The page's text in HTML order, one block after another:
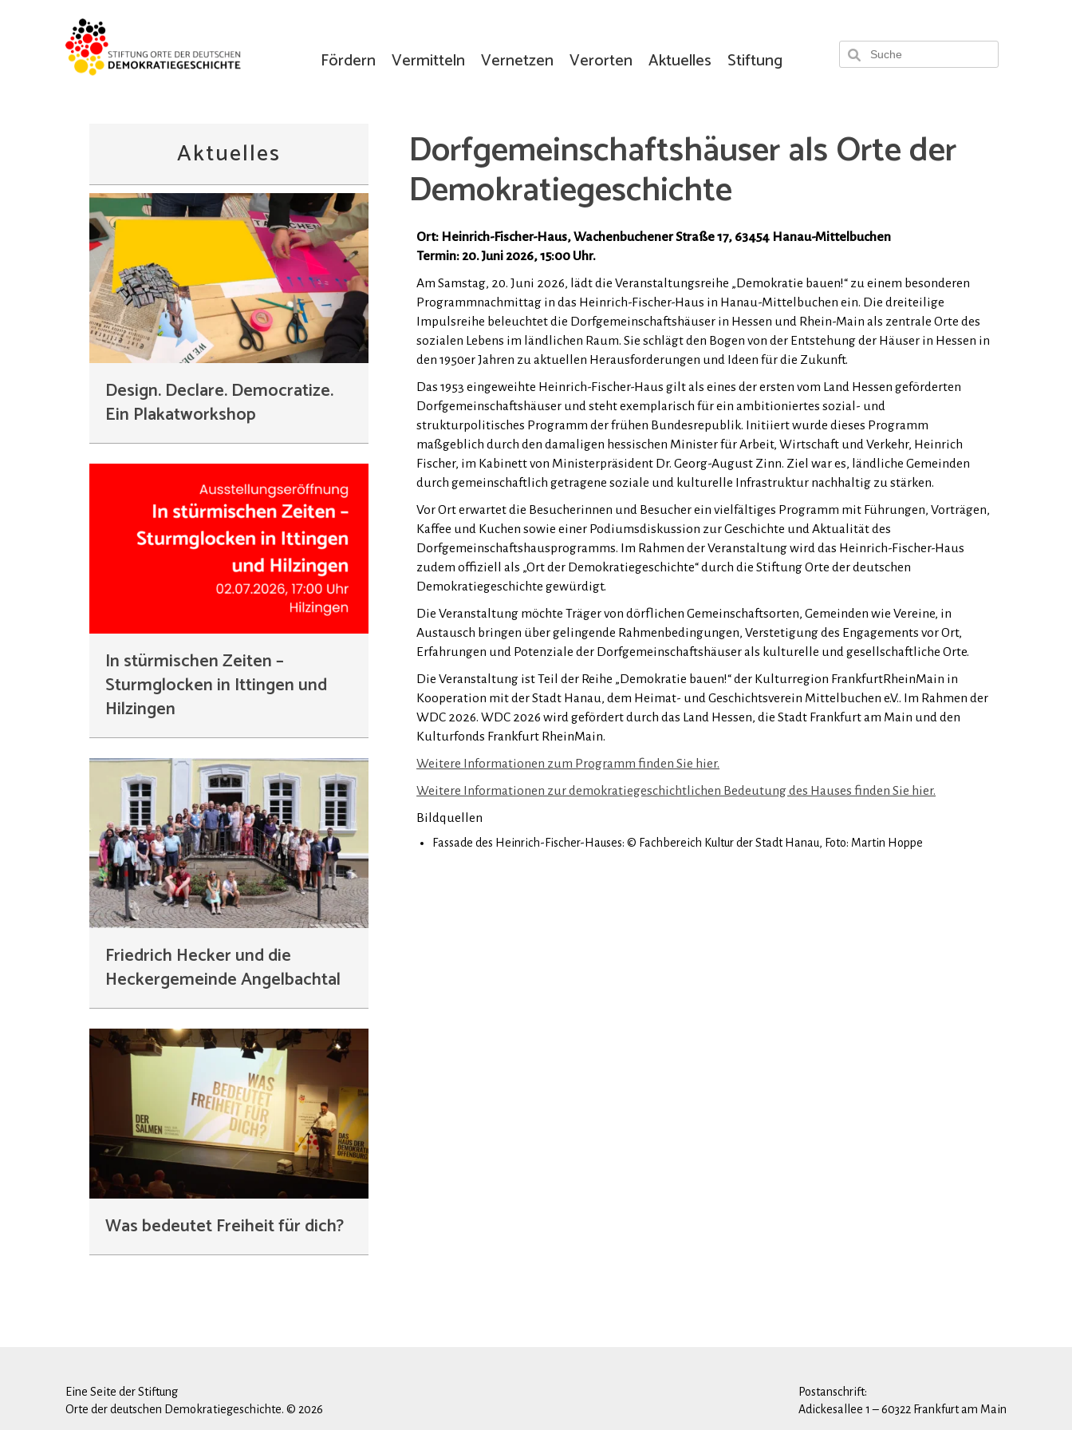
Fördern Vermitteln Vernetzen Verorten Aktuelles Stiftung
Dorfgemeinschaftshäuser als Orte der
Demokratiegeschichte
Ort: Heinrich-Fischer-Haus, Wachenbuchener Straße 17, 63454 Hanau-Mittelbuchen
Termin: 20. Juni 2026, 15:00 Uhr.
Am Samstag, 20. Juni 2026, lädt die Veranstaltungsreihe „Demokratie bauen!“ zu einem besonderen
Programmnachmittag in das Heinrich-Fischer-Haus in Hanau-Mittelbuchen ein. Die dreiteilige
Impulsreihe beleuchtet die Dorfgemeinschaftshäuser in Hessen und Rhein-Main als zentrale Orte des
sozialen Lebens im ländlichen Raum. Sie schlägt den Bogen von der Entstehung der Häuser in Hessen in
den 1950er Jahren zu aktuellen Herausforderungen und Ideen für die Zukunft.
Das 1953 eingeweihte Heinrich-Fischer-Haus gilt als eines der ersten vom Land Hessen geförderten
Dorfgemeinschaftshäuser und steht exemplarisch für ein ambitioniertes sozial- und
strukturpolitisches Programm der frühen Bundesrepublik. Initiiert wurde dieses Programm
maßgeblich durch den damaligen hessischen Minister für Arbeit, Wirtschaft und Verkehr, Heinrich
Fischer, im Kabinett von Ministerpräsident Dr. Georg-August Zinn. Ziel war es, ländliche Gemeinden
durch gemeinschaftlich getragene soziale und kulturelle Infrastruktur nachhaltig zu stärken.
Vor Ort erwartet die Besucherinnen und Besucher ein vielfältiges Programm mit Führungen, Vorträgen,
Kaffee und Kuchen sowie einer Podiumsdiskussion zur Geschichte und Aktualität des
Dorfgemeinschaftshausprogramms. Im Rahmen der Veranstaltung wird das Heinrich-Fischer-Haus
zudem offiziell als „Ort der Demokratiegeschichte“ durch die Stiftung Orte der deutschen
Demokratiegeschichte gewürdigt.
Die Veranstaltung möchte Träger von dörflichen Gemeinschaftsorten, Gemeinden wie Vereine, in
Austausch bringen über gelingende Rahmenbedingungen, Verstetigung des Engagements vor Ort,
Erfahrungen und Potenziale der Dorfgemeinschaftshäuser als kulturelle und gesellschaftliche Orte.
Die Veranstaltung ist Teil der Reihe „Demokratie bauen!“ der Kulturregion FrankfurtRheinMain in
Kooperation mit der Stadt Hanau, dem Heimat- und Geschichtsverein Mittelbuchen e.V.. Im Rahmen der
WDC 2026. WDC 2026 wird gefördert durch das Land Hessen, die Stadt Frankfurt am Main und den
Kulturfonds Frankfurt RheinMain.
Weitere Informationen zum Programm finden Sie hier.
Weitere Informationen zur demokratiegeschichtlichen Bedeutung des Hauses finden Sie hier.
Bildquellen
Fassade des Heinrich-Fischer-Hauses: © Fachbereich Kultur der Stadt Hanau, Foto: Martin Hoppe
Aktuelles
Design. Declare. Democratize.
Ein Plakatworkshop
In stürmischen Zeiten –
Sturmglocken in Ittingen und
Hilzingen
Friedrich Hecker und die
Heckergemeinde Angelbachtal
Was bedeutet Freiheit für dich?
Eine Seite der Stiftung
Orte der deutschen Demokratiegeschichte. © 2026
Postanschrift:
Adickesallee 1 – 60322 Frankfurt am Main